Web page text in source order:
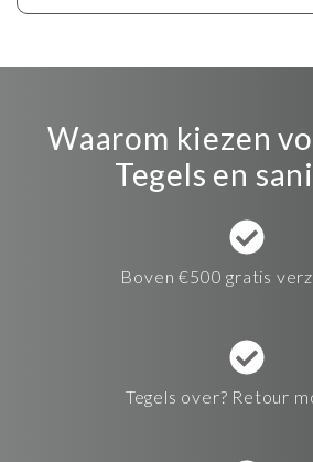
Waarom kiezen
Tegels en
Boven €500 gratis
Tegels over? Retour